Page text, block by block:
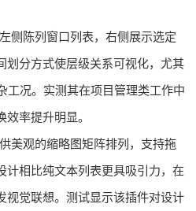
侧陈列窗口列表，右侧展示选定
划分方式使层级关系可视化，尤其
工况。实测其在项目管理类工作中
率提升明显。
美观的缩略图矩阵排列，支持拖
计相比纯文本列表更具吸引力，在
视觉联想。测试显示该插件对设计